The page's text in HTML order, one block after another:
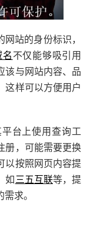
网站的身份标识，
名 不仅能够吸引用
该与网站内容、品
这样可以方便用户
台上使用查询工
册，可能需要更换
以按照网页内容提
如 三五互联等，提
求。